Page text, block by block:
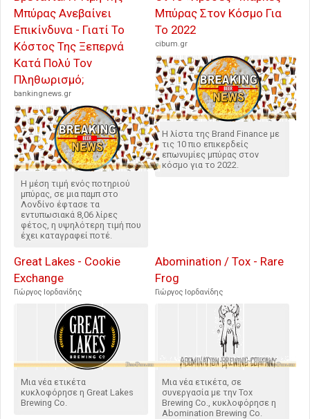
Μπύρας Ανεβαίνει
Επικίνδυνα - Γιατί Το
Κόστος Της Ξεπερνά
Κατά Πολύ Τον
Πληθωρισμό;
bankingnews.gr
Η μέση τιμή ενός ποτηριού
μπύρας, σε μια παμπ στο
Λονδίνο έφτασε τα
εντυπωσιακά 8,06 λίρες
φέτος, η υψηλότερη τιμή που
έχει καταγραφεί ποτέ.
Μπύρας Στον Κόσμο Για
Το 2022
cibum.gr
H λίστα της Brand Finance με
τις 10 πιο επικερδείς
επωνυμίες μπύρας στον
κόσμο για το 2022.
Great Lakes - Cookie
Exchange
Γιώργος Ιορδανίδης
Μια νέα ετικέτα
κυκλοφόρησε η Great Lakes
Brewing Co.
Abomination / Tox - Rare
Frog
Γιώργος Ιορδανίδης
Μια νέα ετικέτα, σε
συνεργασία με την Tox
Brewing Co., κυκλοφόρησε η
Abomination Brewing Co.